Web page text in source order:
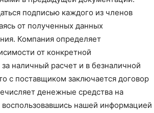
подписью каждого из членов
от полученных данных
Компания определяет
от конкретной
наличный расчет и в безналичной
с поставщиком заключается договор
денежные средства на
нашей информацией